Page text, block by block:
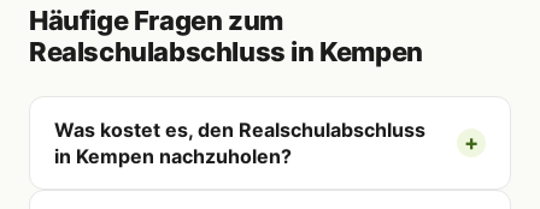
Häufige Fragen zum
Realschulabschluss in Kempen
Was kostet es, den Realschulabschluss
in Kempen nachzuholen?